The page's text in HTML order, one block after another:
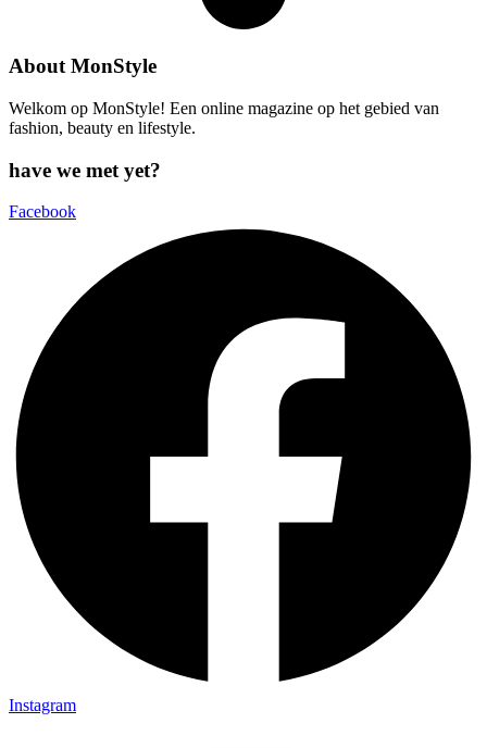
About MonStyle
Welkom op MonStyle! Een online magazine op het gebied van
fashion, beauty en lifestyle.
have we met yet?
Facebook
Instagram